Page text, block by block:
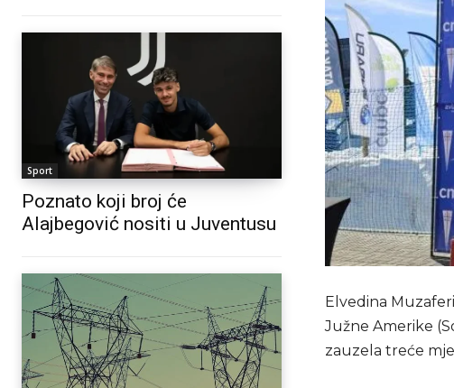
Sport
Poznato koji broj će
Alajbegović nositi u Juventusu
Elvedina
Južne Amerike
zauzela treće